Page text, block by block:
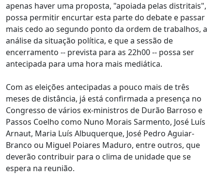
apenas haver uma proposta, "apoiada pelas distritais",
possa permitir encurtar esta parte do debate e passar
mais cedo ao segundo ponto da ordem de trabalhos, a
análise da situação política, e que a sessão de
encerramento -- prevista para as 22h00 -- possa ser
antecipada para uma hora mais mediática.
Com as eleições antecipadas a pouco mais de três
meses de distância, já está confirmada a presença no
Congresso de vários ex-ministros de Durão Barroso e
Passos Coelho como Nuno Morais Sarmento, José Luís
Arnaut, Maria Luís Albuquerque, José Pedro Aguiar-
Branco ou Miguel Poiares Maduro, entre outros, que
deverão contribuir para o clima de unidade que se
espera na reunião.